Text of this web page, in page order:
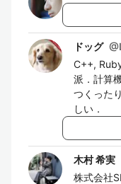
ドッグ @
C++,
派．計算
つくった
しい．
木村 希実
株式会社